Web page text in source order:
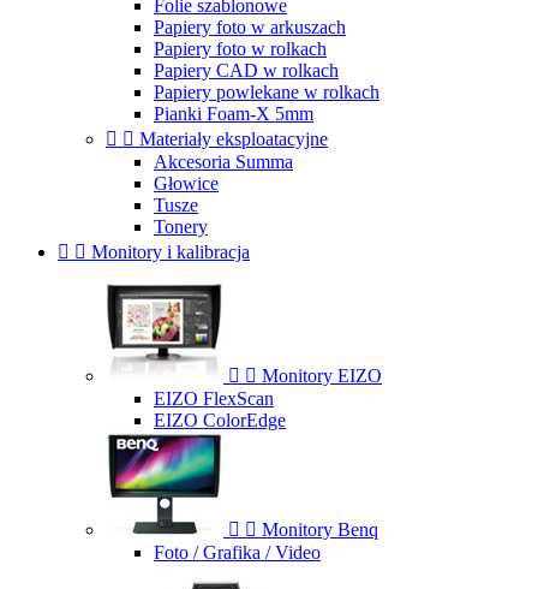
Folie szablonowe
Papiery foto w arkuszach
Papiery foto w rolkach
Papiery CAD w rolkach
Papiery powlekane w rolkach
Pianki Foam-X 5mm
  Materiały eksploatacyjne
Akcesoria Summa
Głowice
Tusze
Tonery
  Monitory i kalibracja
  Monitory EIZO
EIZO FlexScan
EIZO ColorEdge
  Monitory Benq
Foto / Grafika / Video